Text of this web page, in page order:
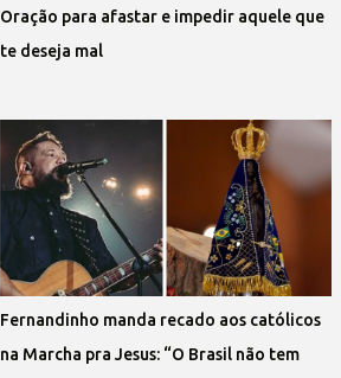
Oração para afastar e impedir aquele que
te deseja mal
Fernandinho manda recado aos católicos
na Marcha pra Jesus: “O Brasil não tem